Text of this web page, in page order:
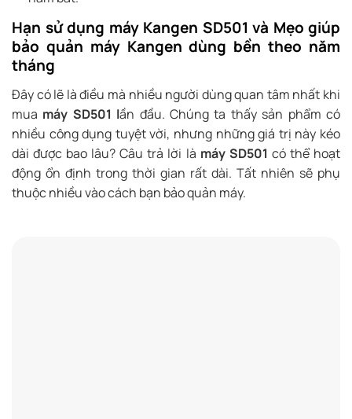
Hạn sử dụng máy Kangen SD501 và Mẹo giúp
bảo quản máy Kangen dùng bền theo năm
tháng
Đây có lẽ là điều mà nhiều người dùng quan tâm nhất khi
mua máy SD501 lần đầu. Chúng ta thấy sản phẩm có
nhiều công dụng tuyệt vời, nhưng những giá trị này kéo
dài được bao lâu? Câu trả lời là máy SD501 có thể hoạt
động ổn định trong thời gian rất dài. Tất nhiên sẽ phụ
thuộc nhiều vào cách bạn bảo quản máy.